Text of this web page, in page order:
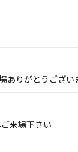
ありがとうござい
来場下さい